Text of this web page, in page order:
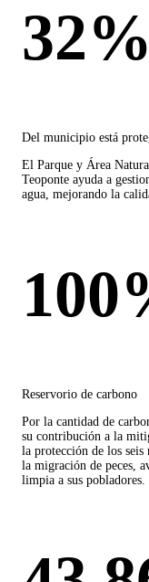
32%
Del municipio está
El Parque y Área
Teoponte ayuda a
agua, mejorando la
Reservorio de carbono
Por la cantidad de
su contribución a la
la protección de los
la migración de peces,
limpia a sus pobladores.